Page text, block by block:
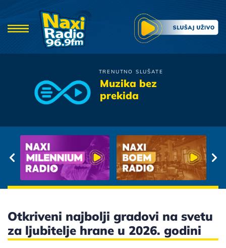
TRENUTNO SLUŠATE
Muzika bez
prekida
Tony Cetinski
Otkriveni najbolji gradovi na svetu
za ljubitelje hrane u 2026. godini